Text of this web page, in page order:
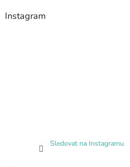
Instagram
Sledovat na Instagramu